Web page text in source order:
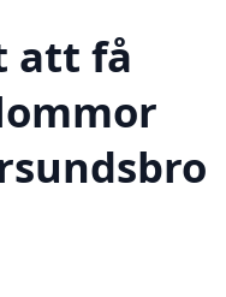
att få